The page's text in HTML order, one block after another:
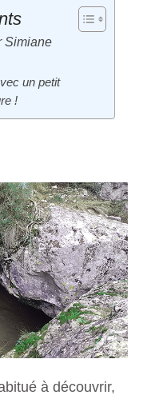
Simiane
un petit
!
à découvrir,